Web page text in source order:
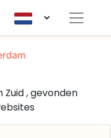
, gevonden